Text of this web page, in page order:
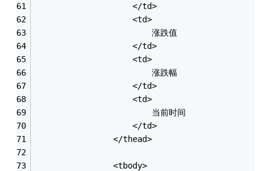
					</td>
					<td>
						涨跌值
					</td>
					<td>
						涨跌幅
					</td>
					<td>
						当前时间
					</td>
				</thead>
				<tbody>